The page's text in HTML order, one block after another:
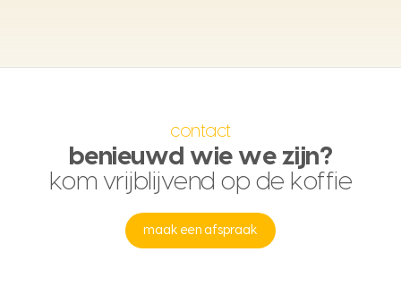
contact
benieuwd wie we zijn?
kom vrijblijvend op de koffie
maak een afspraak